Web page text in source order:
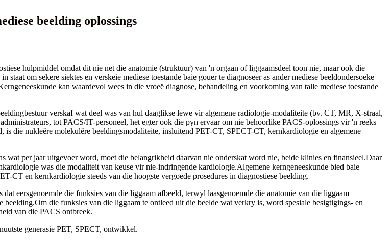
beelding oplossings
hulpmiddel omdat dit nie net die anatomie (struktuur) van 'n orgaan of liggaamsdeel toon nie, maar ook die
om sekere siektes en verskeie mediese toestande baie gouer te diagnoseer as ander mediese beeldondersoeke
kan waardevol wees in die vroeë diagnose, behandeling en voorkoming van talle mediese toestande
verskaf wat deel was van hul daaglikse lewe vir algemene radiologie-modaliteite (bv. CT, MR, X-straal,
tot PACS/IT-personeel, het egter ook die pyn ervaar om nie behoorlike PACS-oplossings vir 'n reeks
die nukleêre molekulêre beeldingsmodaliteite, insluitend PET-CT, SPECT-CT, kernkardiologie en algemene
per jaar uitgevoer word, moet die belangrikheid daarvan nie onderskat word nie, beide klinies en finansieel.Daar
was die modaliteit van keuse vir nie-indringende kardiologie.Algemene kerngeneeskunde bied baie
CT en kernkardiologie steeds van die hoogste vergoede prosedures in diagnostiese beelding.
eersgenoemde die funksies van die liggaam afbeeld, terwyl laasgenoemde die anatomie van die liggaam
die funksies van die liggaam te ontleed uit die beelde wat verkry is, word spesiale besigtigings- en
van die PACS ontbreek.
generasie PET, SPECT, ontwikkel.